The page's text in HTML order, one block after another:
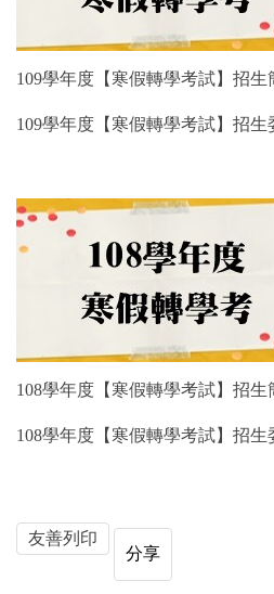
109學年度【寒假轉學考試】招生
109學年度 【寒假轉學考試】 招生
108學年度【寒假轉學考試】招生
108學年度 【寒假轉學考試】 招生
友善列印
分享